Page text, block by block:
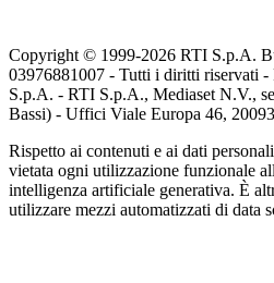
Copyright © 1999-2026 RTI S.p.A.
03976881007 - Tutti i diritti riservati
S.p.A. - RTI S.p.A., Mediaset N.V.,
Bassi) - Uffici Viale Europa 46,
Rispetto ai contenuti e ai dati
vietata ogni utilizzazione funzionale
intelligenza artificiale generativa. È
utilizzare mezzi automatizzati di data